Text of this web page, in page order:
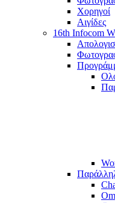
Χορηγοί
Αιγίδες
16th Infocom